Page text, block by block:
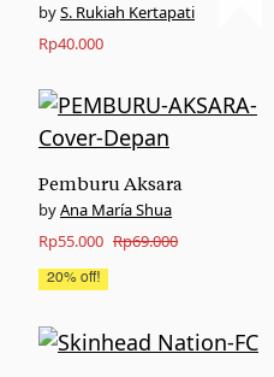
S. Rukiah Kertapati
Rp40.000
Pemburu Aksara
Ana María Shua
Rp69.000
Original
price
Rp69.000.
Rp55.000
Current
price
Rp55.000.
20% off!